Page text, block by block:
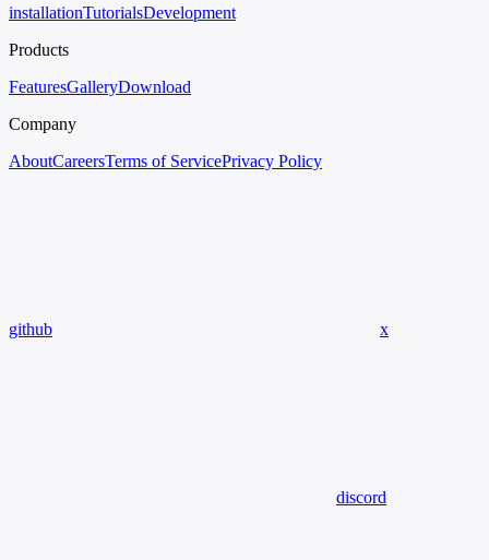
installationTutorialsDevelopment
Products
FeaturesGalleryDownload
Company
AboutCareersTerms of ServicePrivacy Policy
github x
discord